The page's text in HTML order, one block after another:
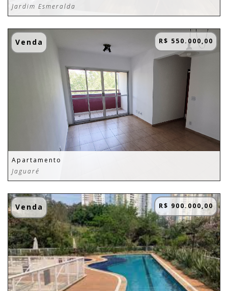
Jardim Esmeralda
Venda R$ 550.000,00
Apartamento
Jaguaré
Venda R$ 900.000,00